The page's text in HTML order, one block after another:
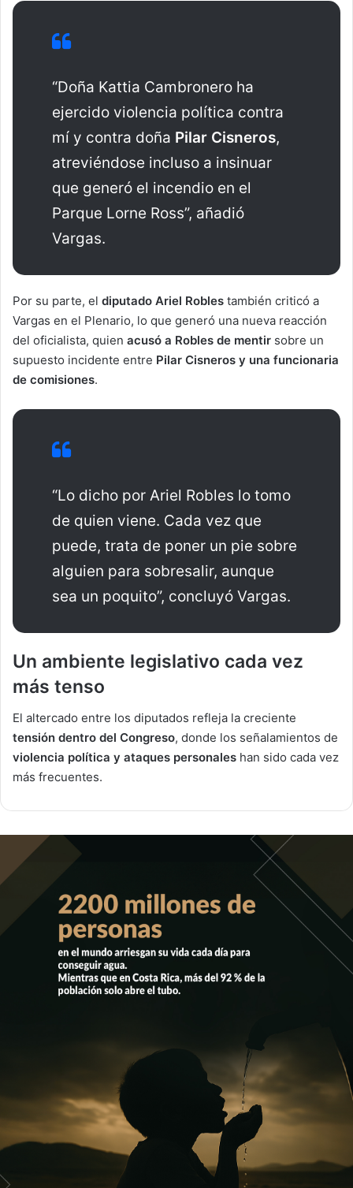
“Doña Kattia Cambronero ha
ejercido violencia política contra
mí y contra doña Pilar Cisneros,
atreviéndose incluso a insinuar
que generó el incendio en el
Parque Lorne Ross”, añadió
Vargas.
Por su parte, el diputado Ariel Robles también criticó a
Vargas en el Plenario, lo que generó una nueva reacción
del oficialista, quien acusó a Robles de mentir sobre un
supuesto incidente entre Pilar Cisneros y una funcionaria
de comisiones.
“Lo dicho por Ariel Robles lo tomo
de quien viene. Cada vez que
puede, trata de poner un pie sobre
alguien para sobresalir, aunque
sea un poquito”, concluyó Vargas.
Un ambiente legislativo cada vez
más tenso
El altercado entre los diputados refleja la creciente
tensión dentro del Congreso, donde los señalamientos de
violencia política y ataques personales han sido cada vez
más frecuentes.